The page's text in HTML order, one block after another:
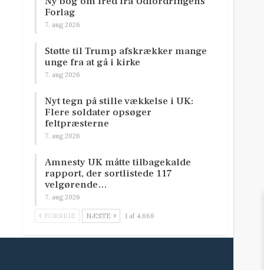
Forlag
7. aug 2026
Støtte til Trump afskrækker mange
unge fra at gå i kirke
7. aug 2026
Nyt tegn på stille vækkelse i UK:
Flere soldater opsøger
feltpræsterne
7. aug 2026
Amnesty UK måtte tilbagekalde
rapport, der sortlistede 117
velgørende…
7. aug 2026
FORRIGE NÆSTE 1 af 4.668